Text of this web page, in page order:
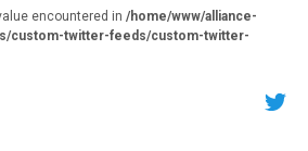
encountered in /home/www/alliance-
custom-twitter-feeds/custom-twitter-